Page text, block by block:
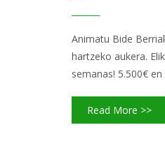
Animatu Bide
hartzeko aukera.
semanas! 5.500€
Read More >>